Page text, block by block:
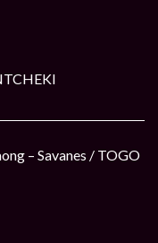
– Savanes / TOGO